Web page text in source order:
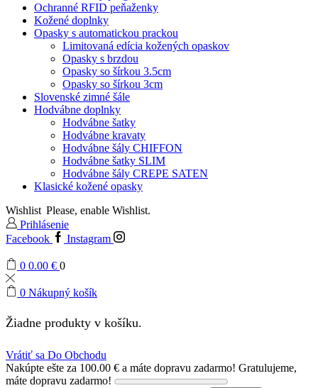
Ochranné RFID peňaženky
Kožené doplnky
Opasky s automatickou prackou
Limitovaná edícia kožených opaskov
Opasky s brzdou
Opasky so šírkou 3.5cm
Opasky so šírkou 3cm
Slovenské zimné šále
Hodvábne doplnky
Hodvábne šatky
Hodvábne kravaty
Hodvábne šály CHIFFON
Hodvábne šatky SLIM
Hodvábne šály CREPE SATEN
Klasické kožené opasky
Wishlist Please, enable Wishlist.
Prihlásenie
Facebook
Instagram
0 0.00 € 0
0 Nákupný košík
Žiadne produkty v košíku.
Vrátiť sa Do Obchodu
Nakúpte ešte za 100.00 € a máte dopravu zadarmo! Gratulujeme,
máte dopravu zadarmo!